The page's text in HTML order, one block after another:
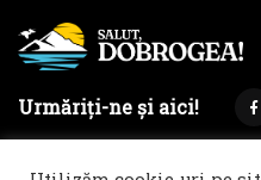
Urmăriți-ne și aici!